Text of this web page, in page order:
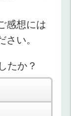
感想には
い。
たか？